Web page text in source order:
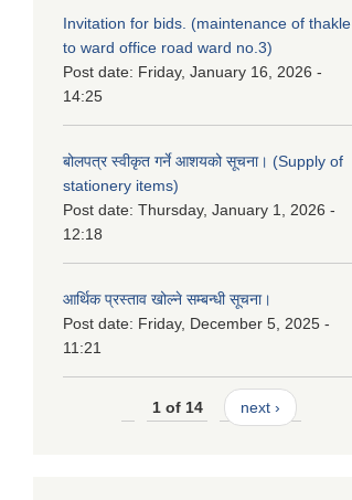
Invitation for bids. (maintenance of thakle
to ward office road ward no.3)
Post date: Friday, January 16, 2026 -
14:25
बोलपत्र स्वीकृत गर्ने आशयको सूचना। (Supply of
stationery items)
Post date: Thursday, January 1, 2026 -
12:18
आर्थिक प्रस्ताव खोल्ने सम्बन्धी सूचना।
Post date: Friday, December 5, 2025 -
11:21
1 of 14 next ›